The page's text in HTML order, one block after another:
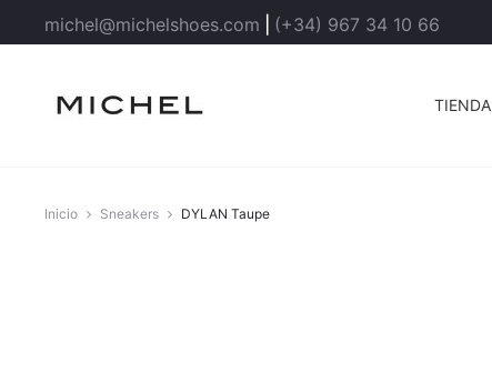
michel@michelshoes.com (+34) 967 34 10 66
TIENDA
Inicio Sneakers DYLAN Taupe